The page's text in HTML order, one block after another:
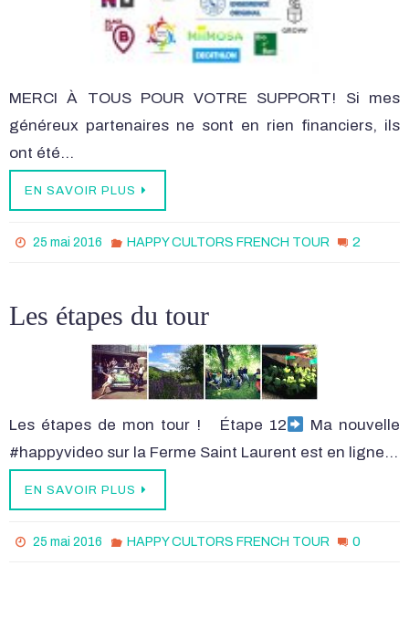
MERCI À TOUS POUR VOTRE SUPPORT! Si mes
généreux partenaires ne sont en rien financiers, ils
ont été…
EN SAVOIR PLUS
25 mai 2016 HAPPY CULTORS FRENCH TOUR 2
Les étapes du tour
Les étapes de mon tour ! Étape 12
Ma nouvelle
#happyvideo sur la Ferme Saint Laurent est en ligne…
EN SAVOIR PLUS
25 mai 2016 HAPPY CULTORS FRENCH TOUR 0